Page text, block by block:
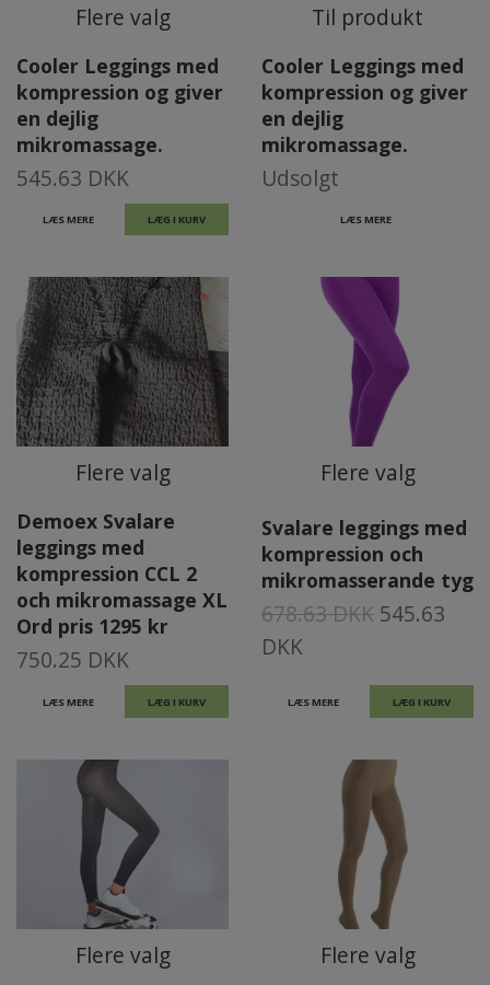
Flere valg
Cooler Leggings med
kompression og giver
en dejlig
mikromassage.
545.63 DKK
LÆS MERE LÆG I KURV
Til produkt
Cooler Leggings med
kompression og giver
en dejlig
mikromassage.
Udsolgt
LÆS MERE
Flere valg
Demoex Svalare
leggings med
kompression CCL 2
och mikromassage XL
Ord pris 1295 kr
750.25 DKK
LÆS MERE LÆG I KURV
Flere valg
Svalare leggings med
kompression och
mikromasserande tyg
678.63 DKK 545.63
DKK
LÆS MERE LÆG I KURV
Flere valg Flere valg